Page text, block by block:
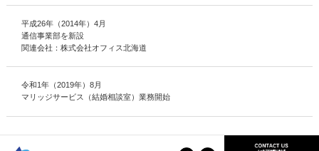
平成26年（2014年）4月
通信事業部を新設
関連会社：株式会社オフィス北海道
令和1年（2019年）8月
マリッジサービス（結婚相談室）業務開始